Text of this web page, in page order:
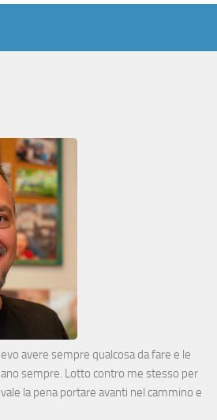
avere sempre qualcosa da fare e le
sempre. Lotto contro me stesso per
la pena portare avanti nel cammino e